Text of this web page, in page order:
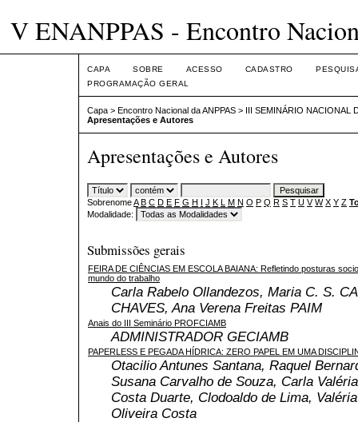
V ENANPPAS - Encontro
CAPA SOBRE ACESSO CADASTRO
PROGRAMAÇÃO GERAL
Capa > Encontro Nacional da ANPPAS > III SEMINÁRIO NACIONAL
Apresentações e Autores
Apresentações e Autores
SobrenomeA B C D E F G H I J K L M N O P Q R S T U V W X Y Z
Modalidade:
Submissões gerais
FEIRA DE CIÊNCIAS EM ESCOLA BAIANA: Refletindo posturas
mundo do trabalho
Carla Rabelo Ollandezos, Maria C. S.
CHAVES, Ana Verena Freitas PAIM
Anais do III Seminário PROFCIAMB
ADMINISTRADOR GECIAMB
PAPERLESS E PEGADA HÍDRICA: ZERO PAPEL EM UMA
Otacilio Antunes Santana, Raquel
Susana Carvalho de Souza, Carla
Costa Duarte, Clodoaldo de Lima,
Oliveira Costa